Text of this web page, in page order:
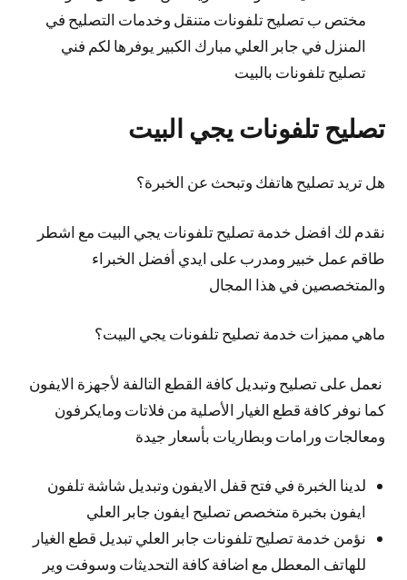
مختص ب تصليح تلفونات متنقل وخدمات التصليح في
المنزل في جابر العلي مبارك الكبير يوفرها لكم فني
تصليح تلفونات بالبيت
تصليح تلفونات يجي البيت
هل تريد تصليح هاتفك وتبحث عن الخبرة؟
نقدم لك افضل خدمة تصليح تلفونات يجي البيت مع اشطر
طاقم عمل خبير ومدرب على ايدي أفضل الخبراء
والمتخصصين في هذا المجال
ماهي مميزات خدمة تصليح تلفونات يجي البيت؟
نعمل على تصليح وتبديل كافة القطع التالفة لأجهزة الايفون
كما نوفر كافة قطع الغيار الأصلية من فلاتات ومايكرفون
ومعالجات ورامات وبطاريات بأسعار جيدة
لدينا الخبرة في فتح قفل الايفون وتبديل شاشة تلفون
ايفون بخبرة متخصص تصليح ايفون جابر العلي
نؤمن خدمة تصليح تلفونات جابر العلي تبديل قطع الغيار
للهاتف المعطل مع اضافة كافة التحديثات وسوفت وير